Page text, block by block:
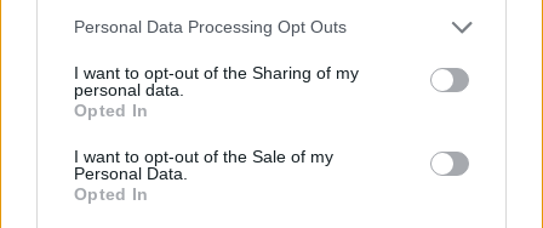
Personal Data Processing Opt Outs
I want to opt-out of the Sharing of my
personal data.
Opted In
I want to opt-out of the Sale of my
Personal Data.
Opted In